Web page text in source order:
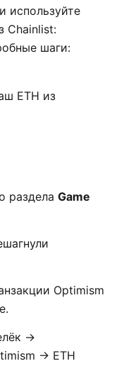
используйте
Chainlist:
шаги:
ETH из
раздела Game
Optimism
→
→ ETH